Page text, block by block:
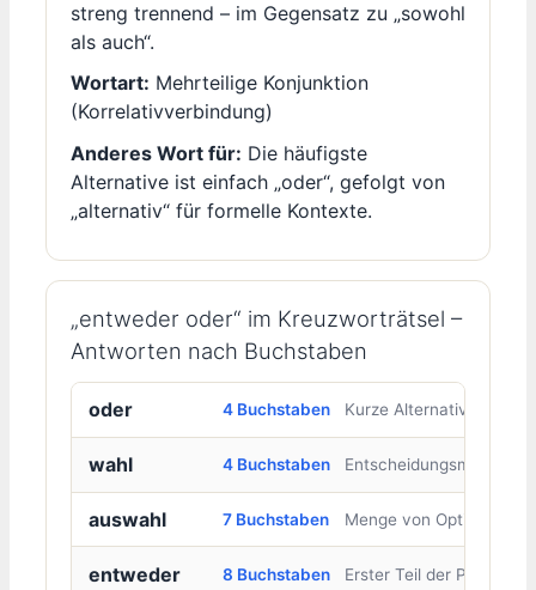
streng trennend – im Gegensatz zu „sowohl
als auch“.
Wortart: Mehrteilige Konjunktion
(Korrelativverbindung)
Anderes Wort für: Die häufigste
Alternative ist einfach „oder“, gefolgt von
„alternativ“ für formelle Kontexte.
„entweder oder“ im Kreuzworträtsel –
Antworten nach Buchstaben
oder 4 Buchstaben Kurze Alternative
wahl 4 Buchstaben
auswahl 7 Buchstaben Menge von Optionen
entweder 8 Buchstaben Erster Teil der Phrase